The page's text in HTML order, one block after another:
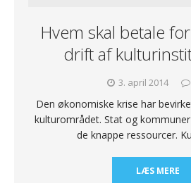
Hvem skal betale
drift af
3. april 2014
Den økonomiske krise har
kulturområdet. Stat og
de knappe ressourcer.
LÆS MERE